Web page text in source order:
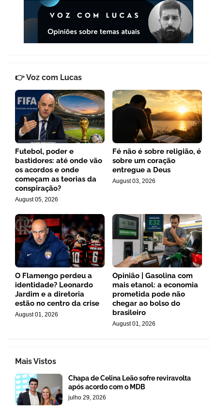
👉 Voz com Lucas
Futebol, poder e
bastidores: até onde vão
os acordos e onde
começam as teorias da
conspiração?
August 05, 2026
Fé não é sobre religião, é
sobre um coração
entregue a Deus
August 03, 2026
O Flamengo perdeu a
identidade? Leonardo
Jardim e a diretoria
estão no centro da crise
August 01, 2026
Opinião | Gasolina com
mais etanol: a economia
prometida pode não
chegar ao bolso do
brasileiro
August 01, 2026
Mais Vistos
Chapa de Celina Leão sofre reviravolta
após acordo com o MDB
julho 29, 2026